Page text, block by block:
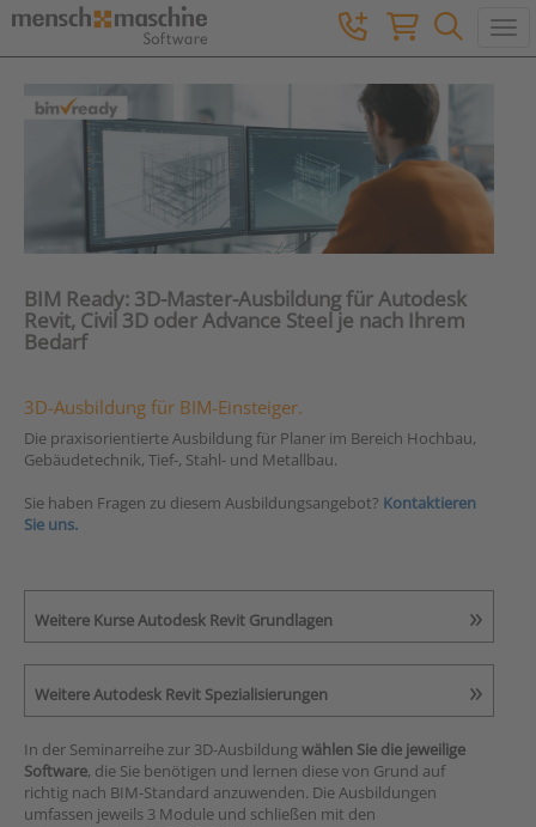
BIM Ready: 3D-Master-Ausbildung für Autodesk
Revit, Civil 3D oder Advance Steel je nach Ihrem
Bedarf
3D-Ausbildung für BIM-Einsteiger.
Die praxisorientierte Ausbildung für Planer im Bereich Hochbau,
Gebäudetechnik, Tief-, Stahl- und Metallbau.
Sie haben Fragen zu diesem Ausbildungsangebot? Kontaktieren
Sie uns.
Weitere Kurse Autodesk Revit Grundlagen
Weitere Autodesk Revit Spezialisierungen
In der Seminarreihe zur 3D-Ausbildungwählen Sie die jeweilige
Software, die Sie benötigen und lernen diese von Grund auf
richtig nach BIM-Standard anzuwenden. Die Ausbildungen
umfassen jeweils 3 Module und schließen mit den